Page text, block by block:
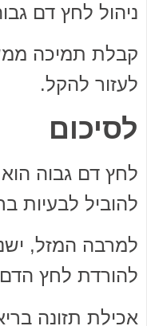
ניהול לחץ דם
קבלת תמיכה
לעזור להקל.
לסיכום
לחץ דם גבוה
להוביל לבעיות
למרבה המזל,
להורדת לחץ הדם
אכילת תזונה